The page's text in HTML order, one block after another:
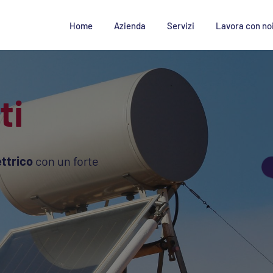
Home Azienda Servizi Lavora con
con un forte